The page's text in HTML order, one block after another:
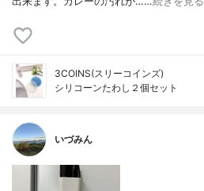
3COINS(スリーコインズ)
シリコーンたわし２個セット
いづみん